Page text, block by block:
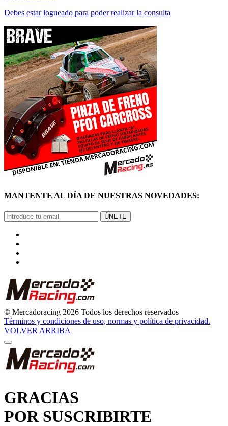
Debes estar logueado para poder realizar la consulta
MANTENTE AL DÍA DE NUESTRAS NOVEDADES:
ÚNETE
© Mercadoracing 2026 Todos los derechos reservados
Términos y condiciones de uso, normas y política de privacidad.
VOLVER ARRIBA
GRACIAS
POR SUSCRIBIRTE